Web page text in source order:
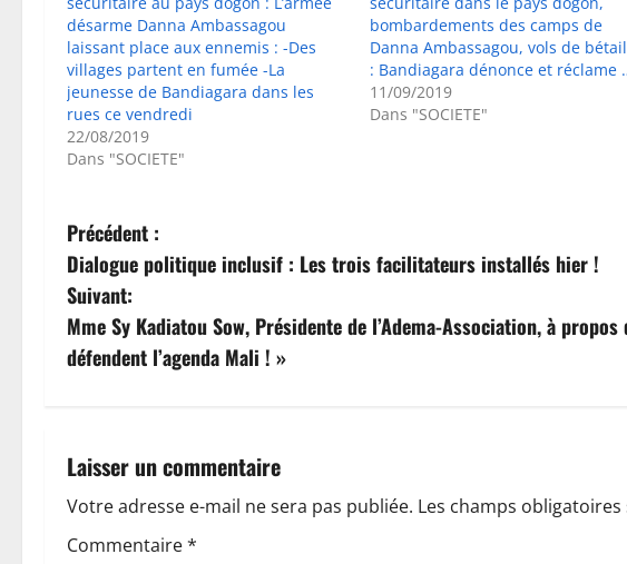
désarme Danna Ambassagou
laissant place aux ennemis : -Des
villages partent en fumée -La
jeunesse de Bandiagara dans les
rues ce vendredi
22/08/2019
Dans "SOCIETE"
bombardements des camps de
Danna Ambassagou, vols de
: Bandiagara dénonce et réclame
11/09/2019
Dans "SOCIETE"
N
a
v
i
a
t
Précédent :
Dialogue politique inclusif : Les trois facilitateurs installés hier !
Suivant:
Mme Sy Kadiatou Sow, Présidente de l’Adema-Association, à
défendent l’agenda Mali ! »
Laisser un commentaire
Votre adresse e-mail ne sera pas publiée. Les champs
Commentaire*